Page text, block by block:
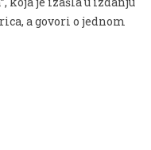
a govori o jednom